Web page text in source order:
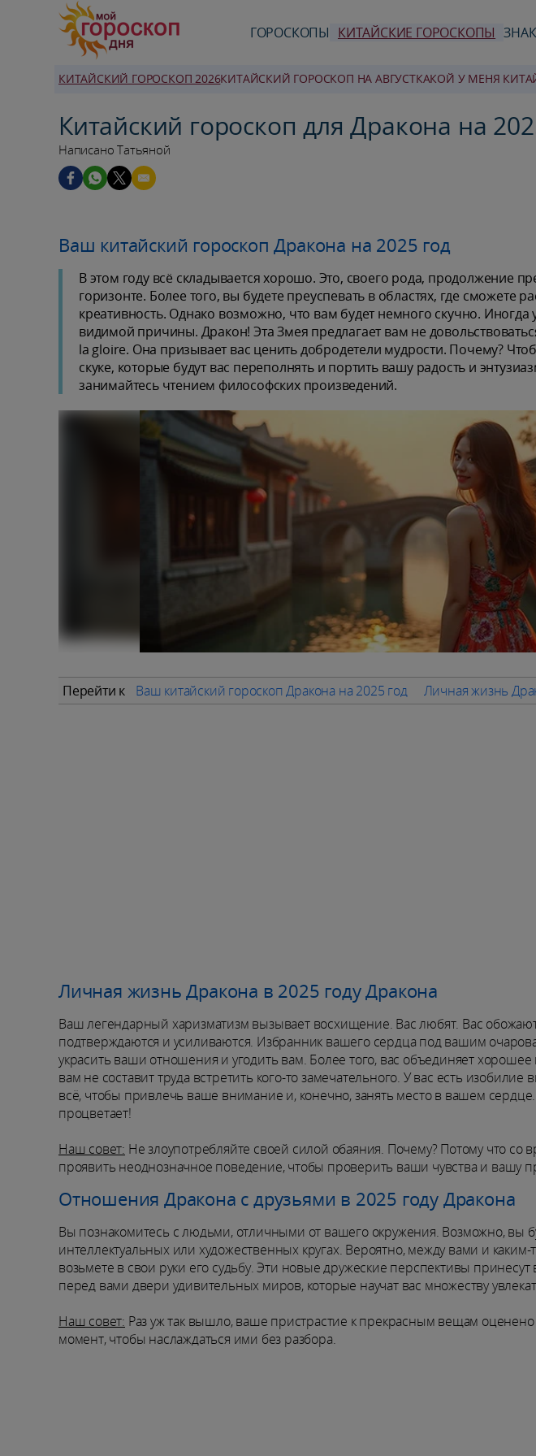
ГОРОСКОПЫ КИТАЙСКИЕ ГОРОСКОПЫ
КИТАЙСКИЙ ГОРОСКОП 2026КИТАЙСКИЙ ГОРОСКОП НА АВГУСТКАКОЙ У МЕНЯ
Китайский гороскоп для Дракона на
Написано Татьяной
Ваш китайский гороскоп Дракона на 2025 год
В этом году всё складывается хорошо. Это, своего рода, продолжение
горизонте. Более того, вы будете преуспевать в областях, где сможете
креативность. Однако возможно, что вам будет немного скучно. Иногда
видимой причины. Дракон! Эта Змея предлагает вам не
la gloire. Она призывает вас ценить добродетели мудрости. Почему?
скуке, которые будут вас переполнять и портить вашу радость и
занимайтесь чтением философских произведений.
Перейти к Ваш китайский гороскоп Дракона на 2025 год Личная жизнь
Личная жизнь Дракона в 2025 году Дракона
Ваш легендарный харизматизм вызывает восхищение. Вас любят. Вас
подтверждаются и усиливаются. Избранник вашего сердца под вашим
украсить ваши отношения и угодить вам. Более того, вас объединяет
вам не составит труда встретить кого-то замечательного. У вас есть
всё, чтобы привлечь ваше внимание и, конечно, занять место в вашем
процветает!
Наш совет: Не злоупотребляйте своей силой обаяния. Почему? Потому что
проявить неоднозначное поведение, чтобы проверить ваши чувства и вашу
Отношения Дракона с друзьями в 2025 году Дракона
Вы познакомитесь с людьми, отличными от вашего окружения. Возможно, вы
интеллектуальных или художественных кругах. Вероятно, между вами и
возьмете в свои руки его судьбу. Эти новые дружеские перспективы
перед вами двери удивительных миров, которые научат вас множеству
Наш совет: Раз уж так вышло, ваше пристрастие к прекрасным вещам
момент, чтобы наслаждаться ими без разбора.